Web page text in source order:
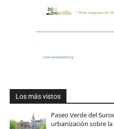
Los más vistos
Paseo Verde del
urbanización sobre